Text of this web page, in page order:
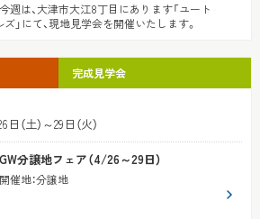
今週は、大津市大江8丁目にあります「ユート
」にて、現地見学会を開催いたします。
完成見学会
（土）～29日（火）
GW分譲地フェア（4/26～29日）
開催地：分譲地